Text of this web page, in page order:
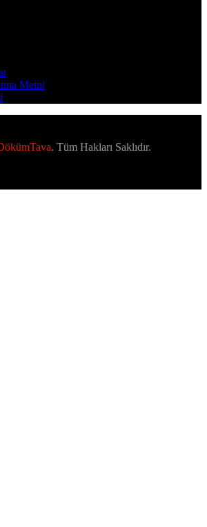
Metni
. Tüm Hakları Saklıdır.